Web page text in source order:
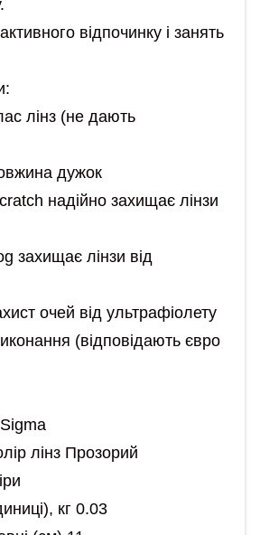
відпочинку і занять
лінз (не дають
дужок
надійно захищає лінзи
захищає лінзи від
очей від ультрафіолету
(відповідають євро
лінз Прозорий
кг 0.03